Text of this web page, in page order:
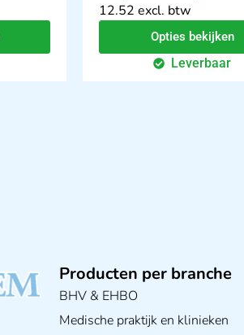
12.52 excl. btw
Opties bekijken
Leverbaar
Producten per branche
BHV & EHBO
Medische praktijk en klinieken